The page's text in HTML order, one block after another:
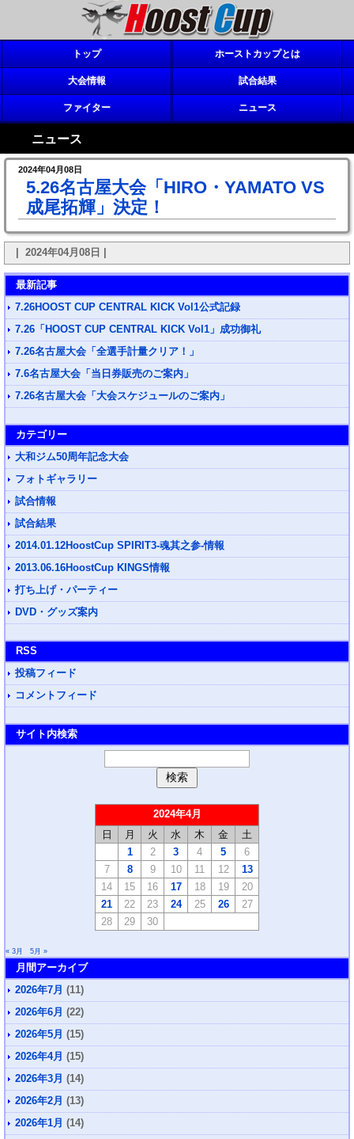
トップ ホーストカップとは
大会情報 試合結果
ファイター ニュース
ニュース
2024年04月08日
5.26名古屋大会「HIRO・YAMATO VS
成尾拓輝」決定！
| 2024年04月08日 |
最新記事
7.26HOOST CUP CENTRAL KICK Vol1公式記録
7.26「HOOST CUP CENTRAL KICK Vol1」成功御礼
7.26名古屋大会「全選手計量クリア！」
7.6名古屋大会「当日券販売のご案内」
7.26名古屋大会「大会スケジュールのご案内」
カテゴリー
大和ジム50周年記念大会
フォトギャラリー
試合情報
試合結果
2014.01.12HoostCup SPIRIT3-魂其之参-情報
2013.06.16HoostCup KINGS情報
打ち上げ・パーティー
DVD・グッズ案内
RSS
投稿フィード
コメントフィード
サイト内検索
2024年4月
日 月 火 水 木 金
土
1
2 3 4 5
6
7
8 9 10 11 12
13
14
15 16 17 18 19
20
21
22 23 24 25 26
27
28
29 30
« 3月 5月 »
月間アーカイブ
2026年7月 (11)
2026年6月 (22)
2026年5月 (15)
2026年4月 (15)
2026年3月 (14)
2026年2月 (13)
2026年1月 (14)